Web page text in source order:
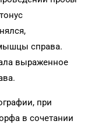
справа.
выраженное
при
в сочетании